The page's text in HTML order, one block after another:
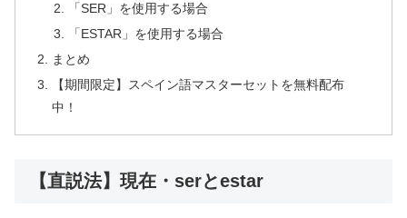
「SER」を使用する場合
「ESTAR」を使用する場合
まとめ
【期間限定】スペイン語マスターセットを無料配布
中！
【直説法】現在・serとestar